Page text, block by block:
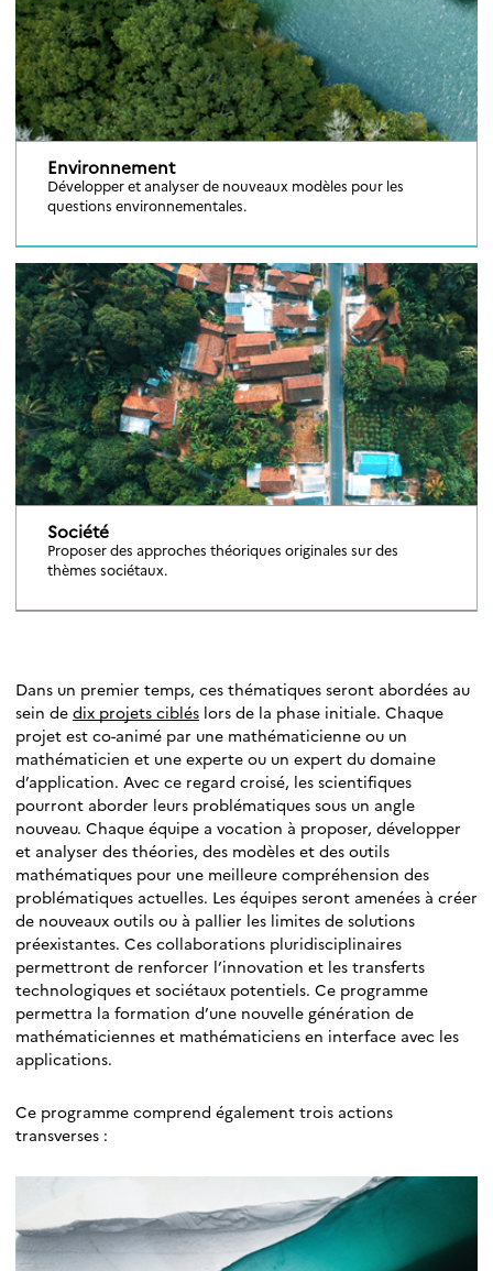
Environnement
Développer et analyser de nouveaux modèles pour les
questions environnementales.
Société
Proposer des approches théoriques originales sur des
thèmes sociétaux.
Dans un premier temps, ces thématiques seront abordées au
sein de dix projets ciblés lors de la phase initiale. Chaque
projet est co-animé par une mathématicienne ou un
mathématicien et une experte ou un expert du domaine
d’application. Avec ce regard croisé, les scientifiques
pourront aborder leurs problématiques sous un angle
nouveau. Chaque équipe a vocation à proposer, développer
et analyser des théories, des modèles et des outils
mathématiques pour une meilleure compréhension des
problématiques actuelles. Les équipes seront amenées à créer
de nouveaux outils ou à pallier les limites de solutions
préexistantes. Ces collaborations pluridisciplinaires
permettront de renforcer l’innovation et les transferts
technologiques et sociétaux potentiels. Ce programme
permettra la formation d’une nouvelle génération de
mathématiciennes et mathématiciens en interface avec les
applications.
Ce programme comprend également trois actions
transverses :